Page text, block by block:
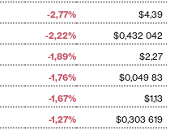
-2,77%
$4,39
-2,22%
$0,432 042
-1,89%
$2,27
-1,76%
$0,049 83
-1,67%
$1,13
-1,27%
$0,303 619